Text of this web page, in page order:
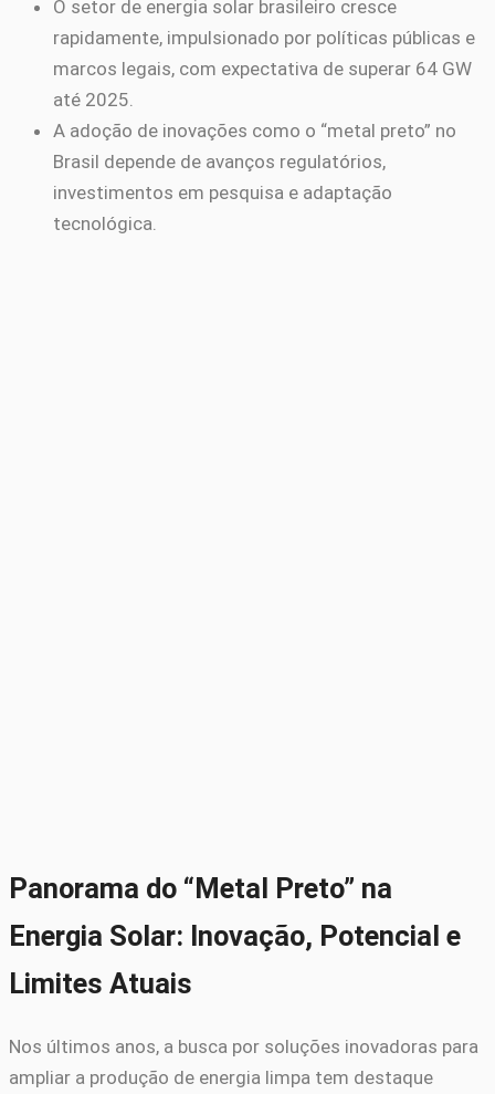
O setor de energia solar brasileiro cresce
rapidamente, impulsionado por políticas públicas e
marcos legais, com expectativa de superar 64 GW
até 2025.
A adoção de inovações como o “metal preto” no
Brasil depende de avanços regulatórios,
investimentos em pesquisa e adaptação
tecnológica.
Panorama do “Metal Preto” na
Energia Solar: Inovação, Potencial e
Limites Atuais
Nos últimos anos, a busca por soluções inovadoras para
ampliar a produção de energia limpa tem destaque